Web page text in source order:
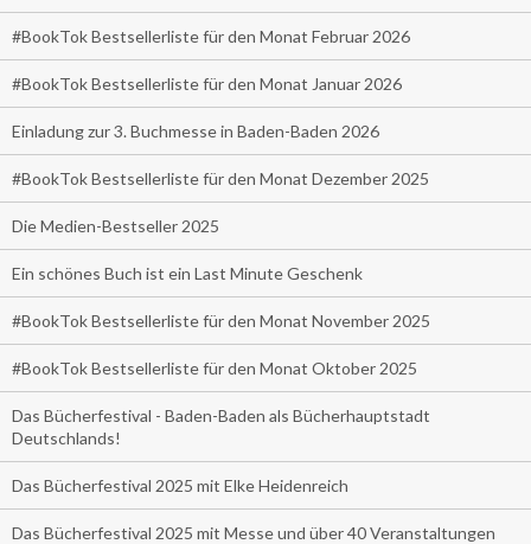
#BookTok Bestsellerliste für den Monat Februar 2026
#BookTok Bestsellerliste für den Monat Januar 2026
Einladung zur 3. Buchmesse in Baden-Baden 2026
#BookTok Bestsellerliste für den Monat Dezember 2025
Die Medien-Bestseller 2025
Ein schönes Buch ist ein Last Minute Geschenk
#BookTok Bestsellerliste für den Monat November 2025
#BookTok Bestsellerliste für den Monat Oktober 2025
Das Bücherfestival - Baden-Baden als Bücherhauptstadt
Deutschlands!
Das Bücherfestival 2025 mit Elke Heidenreich
Das Bücherfestival 2025 mit Messe und über 40 Veranstaltungen